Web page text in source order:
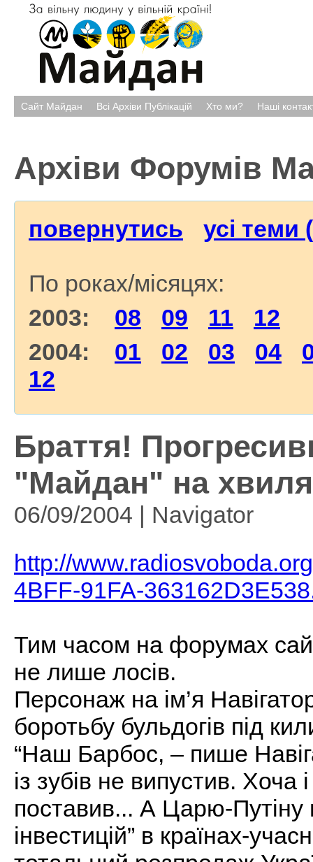
Сайт Майдан Всі Архіви Публікацій Хто ми? Наші
Архіви Форумів
повернутись усі теми
По роках/місяцях:
2003: 08 09 11
12
2004: 01 02 03 04
12
Браття!
"Майдан" на
06/09/2004 | Navigator
http://
4BFF-91FA-
Тим часом на форумах
не лише лосів.
Персонаж на ім’я
боротьбу бульдогів під
“Наш Барбос, – пише
із зубів не випустив. Хоча
поставив... А Царю-Путіну
інвестицій” в країнах-